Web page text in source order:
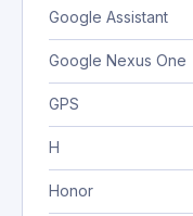
Google Assistant
Google Nexus One
GPS
H
Honor